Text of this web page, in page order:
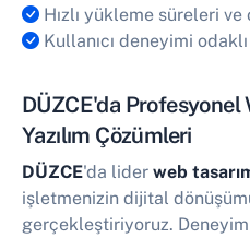
Hızlı yükleme süreleri
Kullanıcı deneyimi
DÜZCE'da Profesyonel
Yazılım Çözümleri
DÜZCE'da lider web
işletmenizin dijital
gerçekleştiriyoruz.